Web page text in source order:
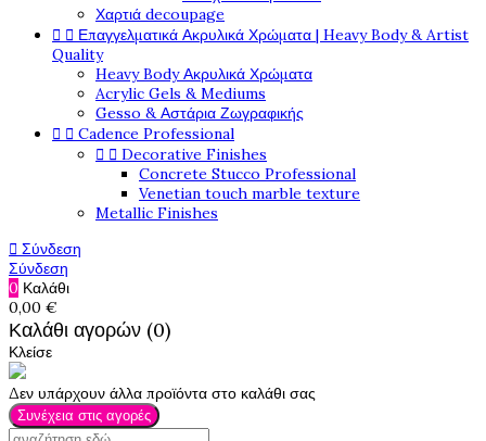
Χαρτιά decoupage
  Επαγγελματικά Ακρυλικά Χρώματα | Heavy Body & Artist
Quality
Heavy Body Ακρυλικά Χρώματα
Acrylic Gels & Mediums
Gesso & Αστάρια Ζωγραφικής
  Cadence Professional
  Decorative Finishes
Concrete Stucco Professional
Venetian touch marble texture
Metallic Finishes
 Σύνδεση
Σύνδεση
0 Καλάθι
0,00 €
Καλάθι αγορών (0)
Κλείσε
Δεν υπάρχουν άλλα προϊόντα στο καλάθι σας
Συνέχεια στις αγορές